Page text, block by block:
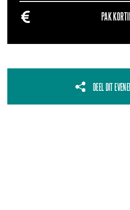
PAK
DEEL DIT